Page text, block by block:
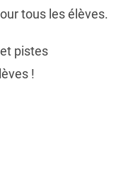
tous les élèves.
pistes
!